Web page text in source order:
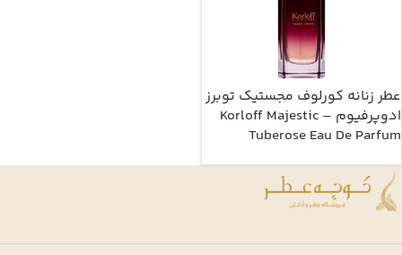
عطر زنانه کورلوف مجستیک توبرز
ادوپرفیوم – Korloff Majestic
Tuberose Eau De Parfum